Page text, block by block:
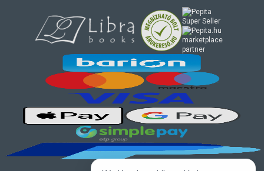
marketplace
partner